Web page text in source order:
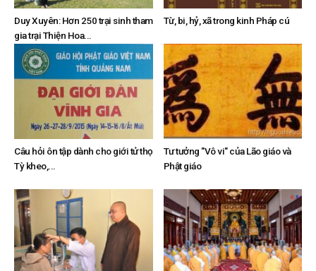
Duy Xuyên: Hơn 250 trại sinh tham
gia trại Thiện Hoa...
Từ, bi, hỷ, xã trong kinh Pháp cú
Câu hỏi ôn tập dành cho giới tử thọ
Tỳ kheo,...
Tư tưởng "Vô vi" của Lão giáo và
Phật giáo